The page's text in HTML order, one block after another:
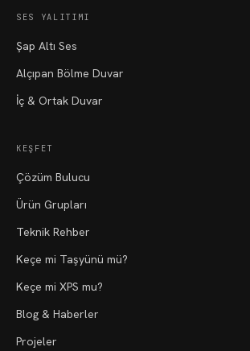
SES YALITIMI
Şap Altı Ses
Alçıpan Bölme Duvar
İç & Ortak Duvar
KEŞFET
Çözüm Bulucu
Ürün Grupları
Teknik Rehber
Keçe mi Taşyünü mü?
Keçe mi XPS mu?
Blog & Haberler
Projeler